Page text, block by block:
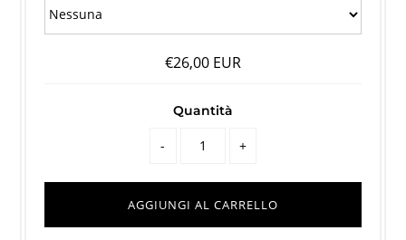
€26,00 EUR
Quantità
- +